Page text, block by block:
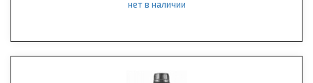
нет в наличии